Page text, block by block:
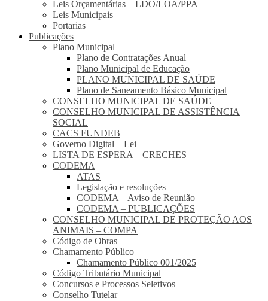
Leis Orçamentárias – LDO/LOA/PPA
Leis Municipais
Portarias
Publicações
Plano Municipal
Plano de Contratações Anual
Plano Municipal de Educação
PLANO MUNICIPAL DE SAÚDE
Plano de Saneamento Básico Municipal
CONSELHO MUNICIPAL DE SAÚDE
CONSELHO MUNICIPAL DE ASSISTÊNCIA
SOCIAL
CACS FUNDEB
Governo Digital – Lei
LISTA DE ESPERA – CRECHES
CODEMA
ATAS
Legislação e resoluções
CODEMA – Aviso de Reunião
CODEMA – PUBLICAÇÕES
CONSELHO MUNICIPAL DE PROTEÇÃO AOS
ANIMAIS – COMPA
Código de Obras
Chamamento Público
Chamamento Público 001/2025
Código Tributário Municipal
Concursos e Processos Seletivos
Conselho Tutelar